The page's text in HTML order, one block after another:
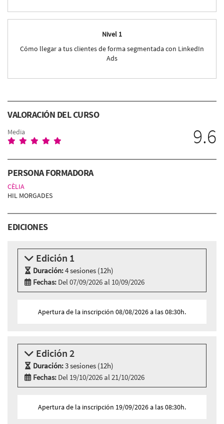
Nivel 1
Cómo llegar a tus clientes de forma segmentada con LinkedIn
Ads
VALORACIÓN DEL CURSO
Media 9.6
PERSONA FORMADORA
CÈLIA
HIL MORGADES
EDICIONES
Edición 1
Duración:4 sesiones (12h)
Fechas: Del 07/09/2026 al 10/09/2026
Idioma:Catalán
Martes 8 septiembre, 10:00h - 13:00h
Miércoles 9 septiembre, 10:00h - 13:00h
Jueves 10 septiembre, 10:00h - 13:00h
Apertura de la inscripción 08/08/2026 a las 08:30h.
Edición 2
Duración:3 sesiones (12h)
Fechas: Del 19/10/2026 al 21/10/2026
Idioma:Catalán
Apertura de la inscripción 19/09/2026 a las 08:30h.